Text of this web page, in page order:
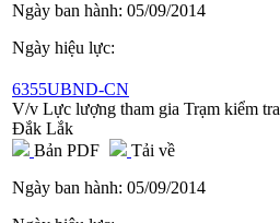
Ngày ban hành: 05/09/2014
Ngày hiệu lực:
6355UBND-CN
V/v Lực lượng tham gia Trạm kiểm
Đắk Lắk
Bản PDF
Tải về
Ngày ban hành: 05/09/2014